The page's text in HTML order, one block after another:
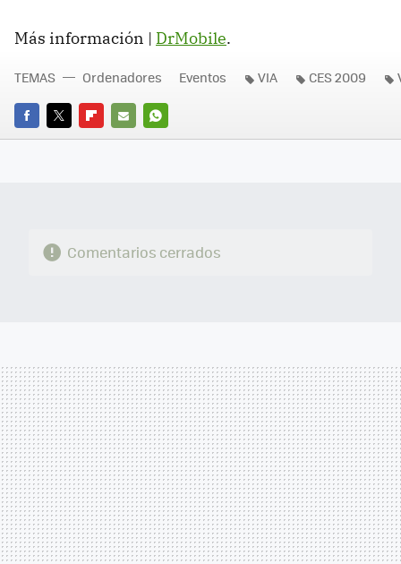
Más información | DrMobile.
FACEBOOK
TWITTERFLIPBOARD
E-
WHATSAPP
TEMAS Ordenadores Eventos VIA CES 2009
Comentarios cerrados